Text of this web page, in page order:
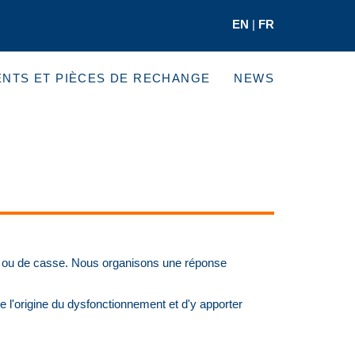
EN | FR
ET PIÈCES DE RECHANGE NEWS
de casse. Nous organisons une réponse
l'origine du dysfonctionnement et d'y apporter